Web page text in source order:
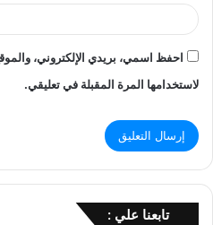
احفظ اسمي، بريدي الإلكتروني،
لاستخدامها المرة المقبلة في تعليقي.
تابعنا علي :